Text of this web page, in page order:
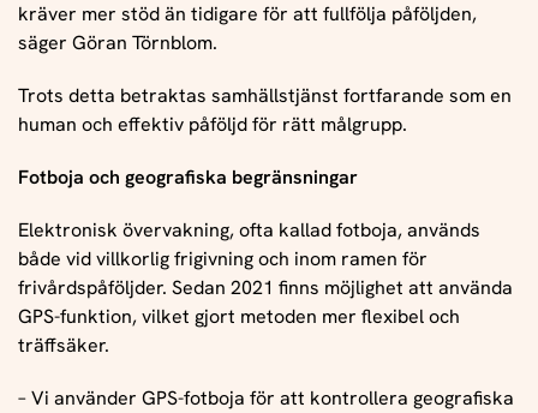
kräver mer stöd än tidigare för att fullfölja påföljden,
säger Göran Törnblom.
Trots detta betraktas samhällstjänst fortfarande som en
human och effektiv påföljd för rätt målgrupp.
Fotboja och geografiska begränsningar
Elektronisk övervakning, ofta kallad fotboja, används
både vid villkorlig frigivning och inom ramen för
frivårdspåföljder. Sedan 2021 finns möjlighet att använda
GPS-funktion, vilket gjort metoden mer flexibel och
träffsäker.
– Vi använder GPS-fotboja för att kontrollera geografiska